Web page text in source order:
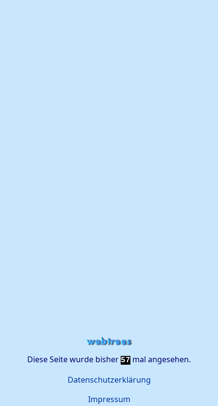
Diese Seite wurde bisher 57 mal angesehen.
Datenschutzerklärung
Impressum